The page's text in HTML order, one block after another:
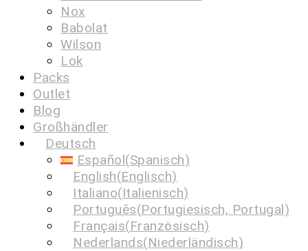
Nox
Babolat
Wilson
Lok
Packs
Outlet
Blog
Großhändler
Deutsch
Español(Spanisch)
English(Englisch)
Italiano(Italienisch)
Português(Portugiesisch, Portugal)
Français(Französisch)
Nederlands(Niederländisch)